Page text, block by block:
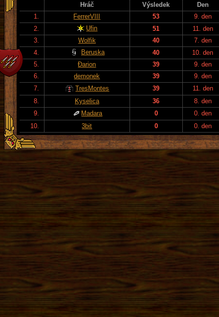
Hráč Výsledek
Den
1.
FerrerVIII 53
9. den
2.
Ufin 51
11. den
3.
Wolfik 40
7. den
4.
Beruska 40
10. den
5.
Đarion 39
9. den
6.
demonek 39
9. den
7.
TresMontes 39
11. den
8.
Kyselica 36
8. den
9.
Madara 0
0. den
10.
3bit 0 0. den